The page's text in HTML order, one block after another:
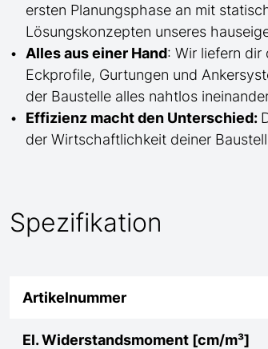
ersten Planungsphase an mit
Lösungskonzepten unseres
Alles aus einer Hand: Wir liefern dir
Eckprofile, Gurtungen und
der Baustelle alles nahtlos
Effizienz macht den Unterschied:
der Wirtschaftlichkeit deiner
Spezifikation
Artikelnummer
El. Widerstandsmoment [cm/m³]